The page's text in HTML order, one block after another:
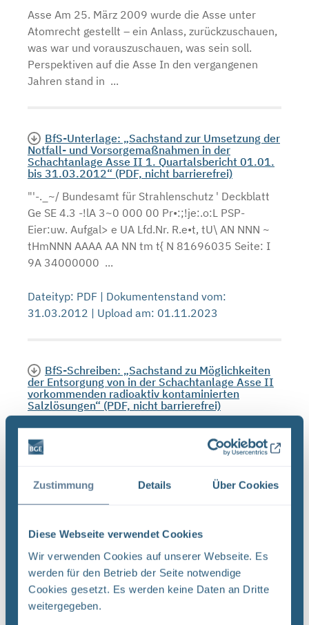
Zustimmung Details Über Cookies
Diese Webseite verwendet Cookies
Wir verwenden Cookies auf unserer Webseite. Es
werden für den Betrieb der Seite notwendige
Cookies gesetzt. Es werden keine Daten an Dritte
weitergegeben.
Asse Am 25. März 2009 wurde die Asse unter
Atomrecht gestellt – ein Anlass, zurückzuschauen,
was war und vorauszuschauen, was sein soll.
Perspektiven auf die Asse In den vergangenen
Jahren stand in ...
BfS-Unterlage: „Sachstand zur Umsetzung der
Notfall- und Vorsorgemaßnahmen in der
Schachtanlage Asse II 1. Quartalsbericht 01.01.
bis 31.03.2012“ (PDF, nicht barrierefrei)
"'-._~/ Bundesamt für Strahlenschutz ' Deckblatt
Ge SE 4.3 -!lA 3~0 000 00 Pr•:;!je:.o:L PSP-
Eier:uw. Aufgal> e UA Lfd.Nr. R.e•t, tU\ AN NNN ~
tHmNNN AAAA AA NN tm t{ N 81696035 Seite: I
9A 34000000 ...
Dateityp: PDF | Dokumentenstand vom:
31.03.2012 | Upload am: 01.11.2023
BfS-Schreiben: „Sachstand zu Möglichkeiten
der Entsorgung von in der Schachtanlage Asse II
vorkommenden radioaktiv kontaminierten
Salzlösungen“ (PDF, nicht barrierefrei)
Deckblatt Betreff des Schreibens Sachstand zu
Möglichkeiten der Entsorgung von in der
kontaminierten Salzlösungen - Mein Schreiben
vom 24.07.2012, SE ...
Dateityp: PDF | Upload am: 01.11.2023
BfS-Unterlage: „Sachstand zur Umsetzung der
Notfall- und Vorsorgemaßnahmen in der
Schachtanlage Asse II – 3. Quartalsbericht